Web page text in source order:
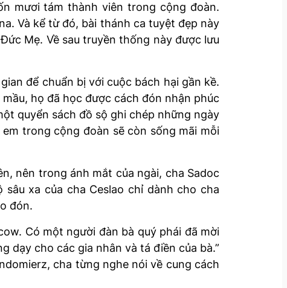
mươi tám thành viên trong cộng đoàn.
Và kể từ đó, bài thánh ca tuyệt đẹp này
Mẹ. Về sau truyền thống này được lưu
để chuẩn bị với cuộc bách hại gần kề.
họ đã học được cách đón nhận phúc
quyển sách đồ sộ ghi chép những ngày
trong cộng đoàn sẽ còn sống mãi mỗi
nên trong ánh mắt của ngài, cha Sadoc
xa của cha Ceslao chỉ dành cho cha
đón.
Có một người đàn bà quý phái đã mời
dạy cho các gia nhân và tá điền của bà.”
cha từng nghe nói về cung cách